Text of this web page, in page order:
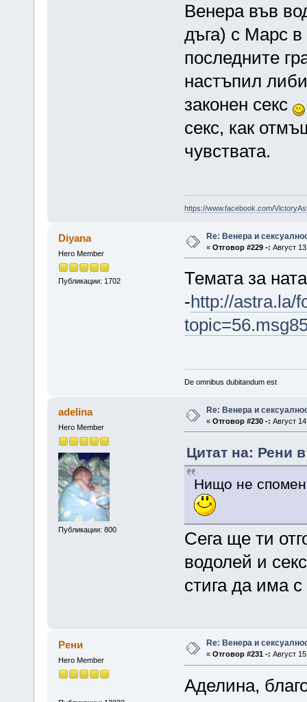
Венера във
дъга) с Марс
последните
настъпил
законен секс
секс, как
чувствата.
https://www.facebook.com/
Diyana
Hero Member
Публикации: 1702
Re: Венера и
« Отговор #229 -: Август
Темата за
-http://astra.la/
De omnibus dubitandum est
adelina
Hero Member
Публикации: 800
Re: Венера и
« Отговор #230 -: Август
Цитат на: Рени
Нищо не
Сега ще ти
водолей и
стига да има
Рени
Hero Member
Re: Венера и
« Отговор #231 -: Август
Аделина,